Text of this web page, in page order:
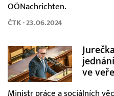
OÖNachrichten.
ČTK - 23.06.2024
ve
Ministr práce a sociálních